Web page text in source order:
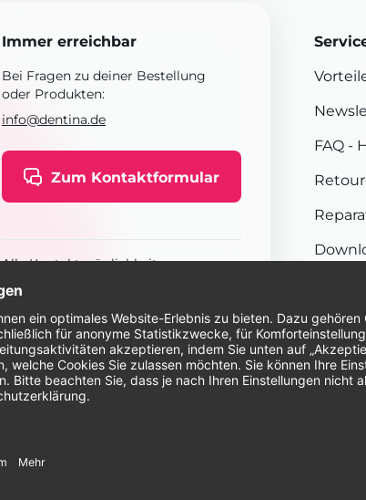
Immer erreichbar
Bei Fragen zu deiner Bestellung
oder Produkten:
info@dentina.de
Zum Kontaktformular
Alle Kontaktmöglichkeiten
FAQ -